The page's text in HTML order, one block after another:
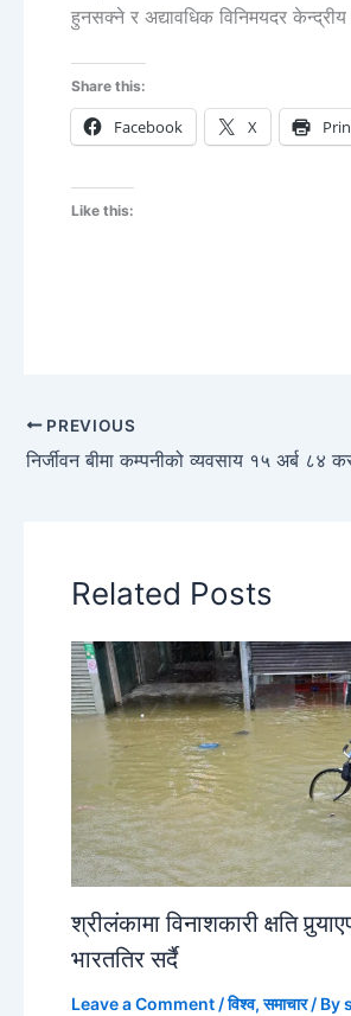
हुनसक्ने र अद्यावधिक विनिमयदर
Share this:
Facebook X
Like this:
PREVIOUS
Related Posts
श्रीलंकामा विनाशकारी क्षति
भारततिर सर्दै
Leave a Comment /विश्व,समाचार/ By